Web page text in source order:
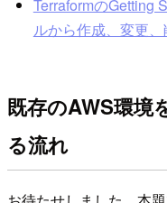
TerraformのGetting
ルから作成、変更
既存のAWS環境
る流れ